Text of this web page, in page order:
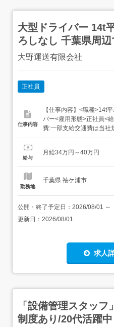
大型ドライバー 14t
ろしなし 千葉県周
大野運送有限会社
正社員
仕事内容
【仕事内容】<職種>14t
バー<雇用形態>正社員<
費:一部支給交通費は当社
い期間3か月間は 日給
とんどです。昇給あり賞
給与
月給34万円～40万円
勤務地
千葉県 袖ケ浦市
公開・終了予定日： 2026/08/01 ～
更新日： 2026/08/01
求人
「設備管理スタッ
制度あり/20代活躍中